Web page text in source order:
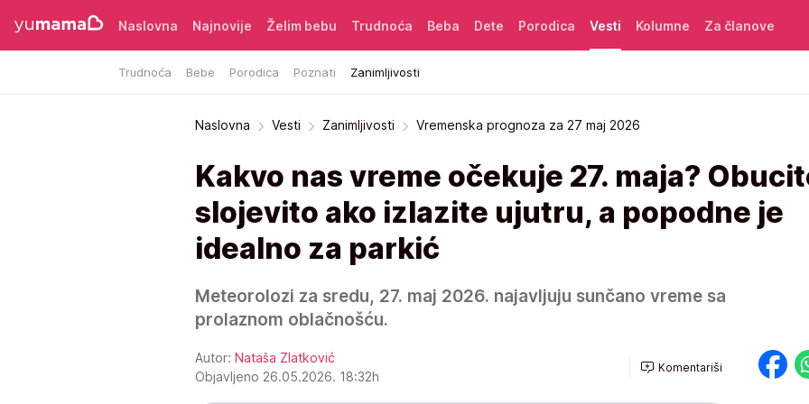
Naslovna Najnovije Želim bebu Trudnoća Beba Dete Porodica Vesti
Trudnoća Bebe Porodica Poznati Zanimljivosti
Kolumne Za članove
Naslovna Vesti Zanimljivosti Vremenska prognoza za 27 maj 2026
Kakvo nas vreme očekuje 27. maja?
slojevito ako izlazite ujutru, a popodne je
idealno za parkić
Meteorolozi za sredu, 27. maj 2026. najavljuju sunčano vreme sa
prolaznom oblačnošću.
Autor: Nataša Zlatković
Objavljeno 26.05.2026. 18:32h
Komentariši